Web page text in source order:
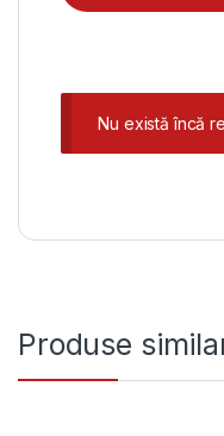
Nu există încă
Produse